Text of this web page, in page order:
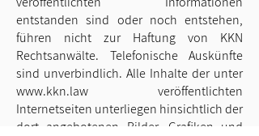
entstanden sind oder noch entstehen,
führen nicht zur Haftung von KKN
Rechtsanwälte. Telefonische Auskünfte
sind unverbindlich. Alle Inhalte der unter
www.kkn.law veröffentlichten
Internetseiten unterliegen hinsichtlich der
dort angebotenen Bilder, Grafiken und